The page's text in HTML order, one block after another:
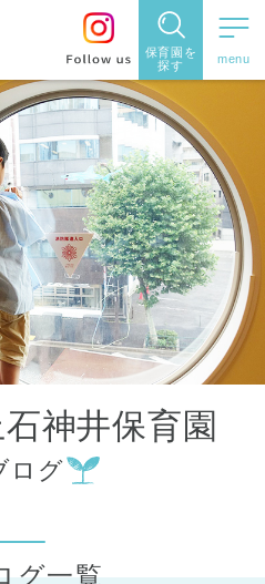
保育園を
探す
保育園を探す
から探
都道府県
ら探す
石神井保育園
ログ
ログ一覧